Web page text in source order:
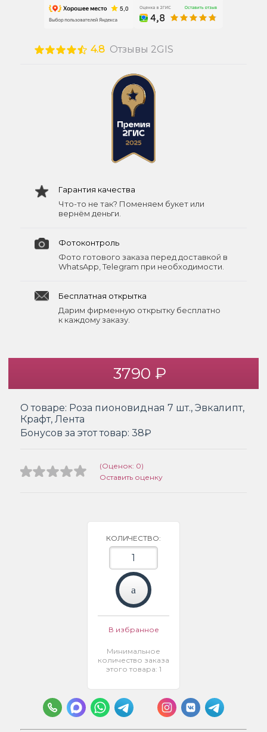
4.8 Отзывы 2GIS
Гарантия качества
Что-то не так? Поменяем букет или
вернём деньги.
Фотоконтроль
Фото готового заказа перед доставкой в
WhatsApp, Telegram при необходимости.
Бесплатная открытка
Дарим фирменную открытку бесплатно
к каждому заказу.
3790 ₽
О товаре: Роза пионовидная 7 шт., Эвкалипт,
Крафт, Лента
Бонусов за этот товар: 38₽
(Оценок: 0)
Оставить оценку
КОЛИЧЕСТВО:
В избранное
Минимальное
количество заказа
этого товара: 1